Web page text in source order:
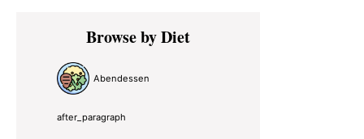
Primary
SidebarBrowse by Diet
Abendessen
after_paragraph